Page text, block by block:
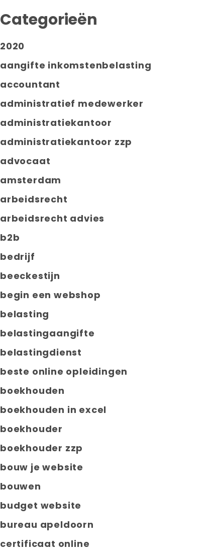
Categorieën
2020
aangifte inkomstenbelasting
accountant
administratief medewerker
administratiekantoor
administratiekantoor zzp
advocaat
amsterdam
arbeidsrecht
arbeidsrecht advies
b2b
bedrijf
beeckestijn
begin een webshop
belasting
belastingaangifte
belastingdienst
beste online opleidingen
boekhouden
boekhouden in excel
boekhouder
boekhouder zzp
bouw je website
bouwen
budget website
bureau apeldoorn
certificaat online